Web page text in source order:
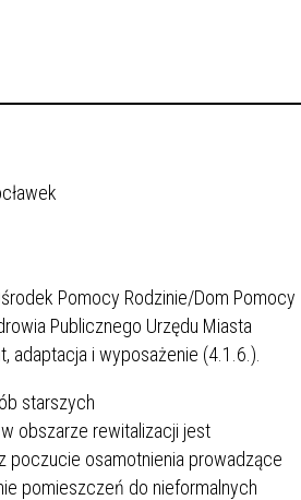
Pomocy Rodzinie/Dom Pomocy
Publicznego Urzędu Miasta
adaptacja i wyposażenie (4.1.6.).
starszych
obszarze rewitalizacji jest
poczucie osamotnienia prowadzące
pomieszczeń do nieformalnych